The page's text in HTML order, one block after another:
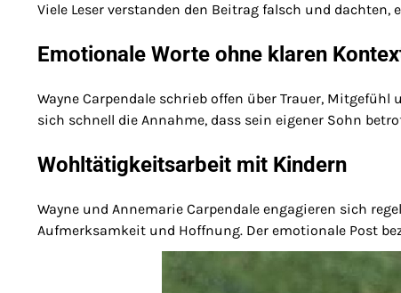
Viele Leser verstanden den Beitrag falsch und dachten,
Emotionale Worte ohne klaren
Wayne Carpendale schrieb offen über Trauer,
sich schnell die Annahme, dass sein eigener Sohn
Wohltätigkeitsarbeit mit Kindern
Wayne und Annemarie Carpendale engagieren sich
Aufmerksamkeit und Hoffnung. Der emotionale Post